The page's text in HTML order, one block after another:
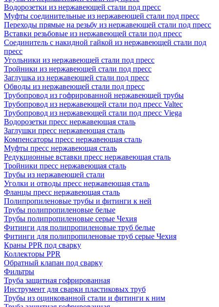
Водорозетки из нержавеющей стали под пресс
Муфты соединительные из нержавеющей стали под пресс
Переходы прямые на резьбу из нержавеющей стали под пресс
Вставки резьбовые из нержавеющей стали под пресс
Соединитель с накидной гайкой из нержавеющей стали под
пресс
Угольники из нержавеющей стали под пресс
Тройники из нержавеющей стали под пресс
Заглушка из нержавеющей стали под пресс
Обводы из нержавеющей стали под пресс
Трубопровод из гофрированной нержавеющей трубы
Трубопровод из нержавеющей стали под пресс Valtec
Трубопровод из нержавеющей стали под пресс Viega
Водорозетки пресс нержавеющая сталь
Заглушки пресс нержавеющая сталь
Компенсаторы пресс нержавеющая сталь
Муфты пресс нержавеющая сталь
Редукционные вставки пресс нержавеющая сталь
Тройники пресс нержавеющая сталь
Трубы из нержавеющей стали
Уголки и отводы пресс нержавеющая сталь
Фланцы пресс нержавеющая сталь
Полипропиленовые трубы и фитинги к ней
Трубы полипропиленовые белые
Трубы полипропиленовые серые Чехия
Фитинги для полипропиленовые труб белые
Фитинги для полипропиленовые труб серые Чехия
Краны PPR под сварку
Коллекторы PPR
Обратный клапан под сварку
Фильтры
Труба защитная гофрированная
Инструмент для сварки пластиковых труб
Трубы из оцинкованной стали и фитинги к ним